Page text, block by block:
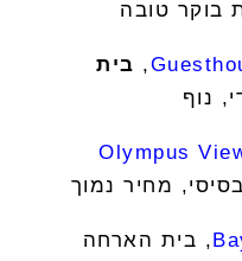
בוקר טובה
, בית
נוף
Olympus
מחיר נמוך
, בית הארחה